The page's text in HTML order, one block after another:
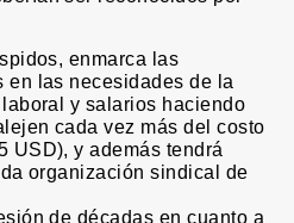
enmarca las
en las necesidades de la
y salarios haciendo
cada vez más del costo
USD), y además tendrá
organización sindical de
de décadas en cuanto a